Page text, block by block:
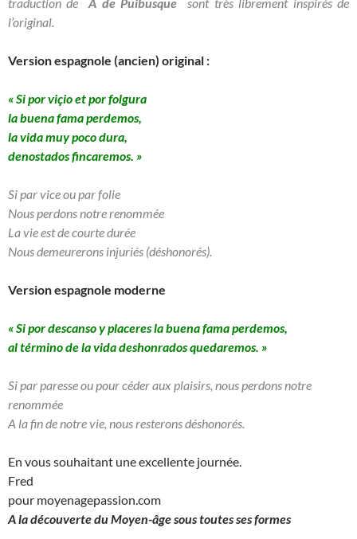
l’original.
Version espagnole (ancien) original :
« Si por viçio et por folgura
la buena fama perdemos,
la vida muy poco dura,
denostados fincaremos. »
Si par vice ou par folie
Nous perdons notre renommée
La vie est de courte durée
Nous demeurerons injuriés (déshonorés).
Version espagnole moderne
« Si por descanso y placeres la buena fama perdemos,
al término de la vida deshonrados quedaremos. »
Si par paresse ou pour céder aux plaisirs, nous perdons notre
renommée
A la fin de notre vie, nous resterons déshonorés.
En vous souhaitant une excellente journée.
Fred
pour moyenagepassion.com
A la découverte du Moyen-âge sous toutes ses formes